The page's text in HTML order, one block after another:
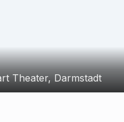
Theater, Darmstadt